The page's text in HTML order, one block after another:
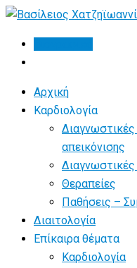
Skip
content
Αρχική
Καρδιολογία
απεικόνισης
Διαγνωστικές
Θεραπείες
Παθήσεις –
Διαιτολογία
Επίκαιρα θέματα
Καρδιολογία